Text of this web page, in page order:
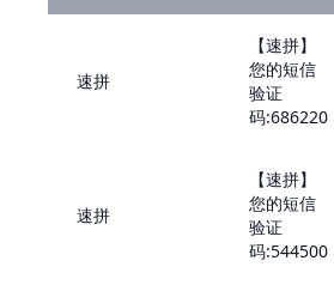
速拼
【速拼】
您的短信
验证
码:686220
速拼
【速拼】
您的短信
验证
码:544500